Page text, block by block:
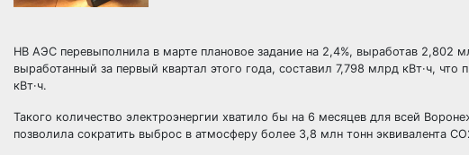
НВ АЭС перевыполнила в марте плановое задание на 2,4%, выработав 2,802
выработанный за первый квартал этого года, составил 7,798 млрд кВт·ч,
кВт·ч.
Такого количество электроэнергии хватило бы на 6 месяцев для всей
позволила сократить выброс в атмосферу более 3,8 млн тонн эквивалента